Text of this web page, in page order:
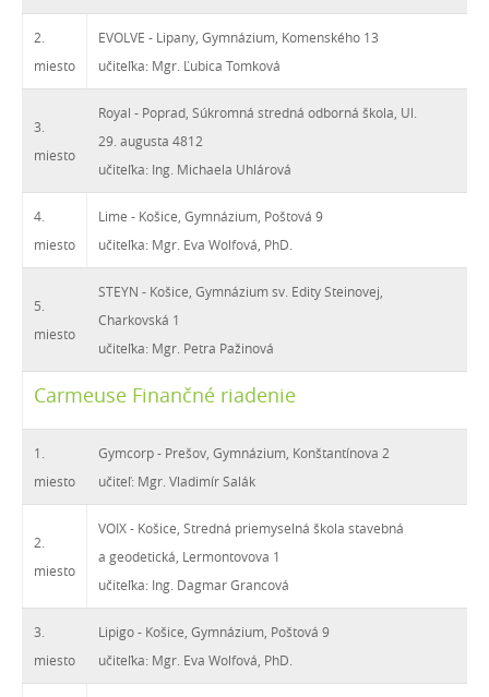
2.
miesto
EVOLVE - Lipany, Gymnázium, Komenského 13
učiteľka: Mgr. Ľubica Tomková
3.
miesto
Royal - Poprad, Súkromná stredná odborná škola, Ul.
29. augusta 4812
učiteľka: Ing. Michaela Uhlárová
4.
miesto
Lime - Košice, Gymnázium, Poštová 9
učiteľka: Mgr. Eva Wolfová, PhD.
5.
miesto
STEYN - Košice, Gymnázium sv. Edity Steinovej,
Charkovská 1
učiteľka: Mgr. Petra Pažinová
Carmeuse Finančné riadenie
1.
miesto
Gymcorp - Prešov, Gymnázium, Konštantínova 2
učiteľ: Mgr. Vladimír Salák
2.
miesto
VOIX - Košice, Stredná priemyselná škola stavebná
a geodetická, Lermontovova 1
učiteľka: Ing. Dagmar Grancová
3.
miesto
Lipigo - Košice, Gymnázium, Poštová 9
učiteľka: Mgr. Eva Wolfová, PhD.